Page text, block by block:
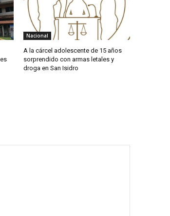
Nacional
A la cárcel adolescente de 15 años
sorprendido con armas letales y
droga en San Isidro